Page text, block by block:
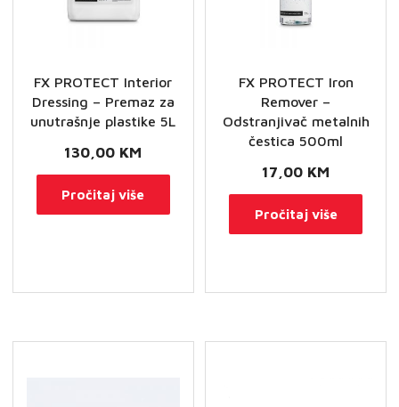
FX PROTECT Interior
Dressing – Premaz za
unutrašnje plastike 5L
130,00 KM
Pročitaj više
FX PROTECT Iron
Remover –
Odstranjivač metalnih
čestica 500ml
17,00 KM
Pročitaj više